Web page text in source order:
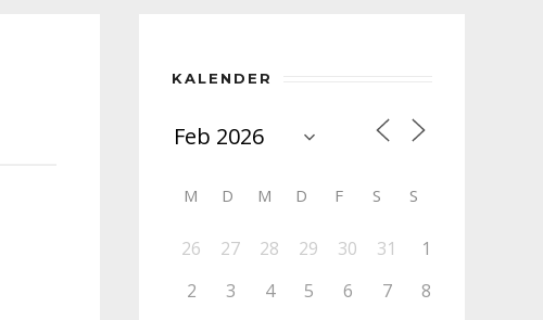
KALENDER
M D M D F S S
26 27 28 29 30 31
1
2
3 4 5 6 7
8